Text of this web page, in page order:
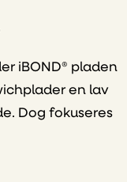
iBOND® pladen
en lav
Dog fokuseres